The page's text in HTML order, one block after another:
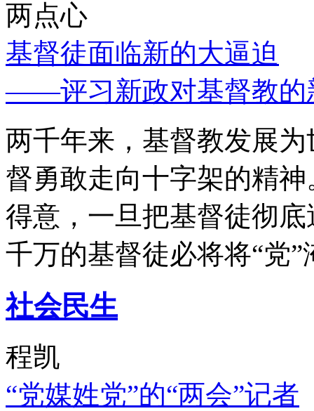
两点心
基督徒面临新的大逼迫
——评习新政对基督教的
两千年来，基督教发展
督勇敢走向十字架的精
得意，一旦把基督徒彻
千万的基督徒必将将“党”
社会民生
程凯
“党媒姓党”的“两会”记者